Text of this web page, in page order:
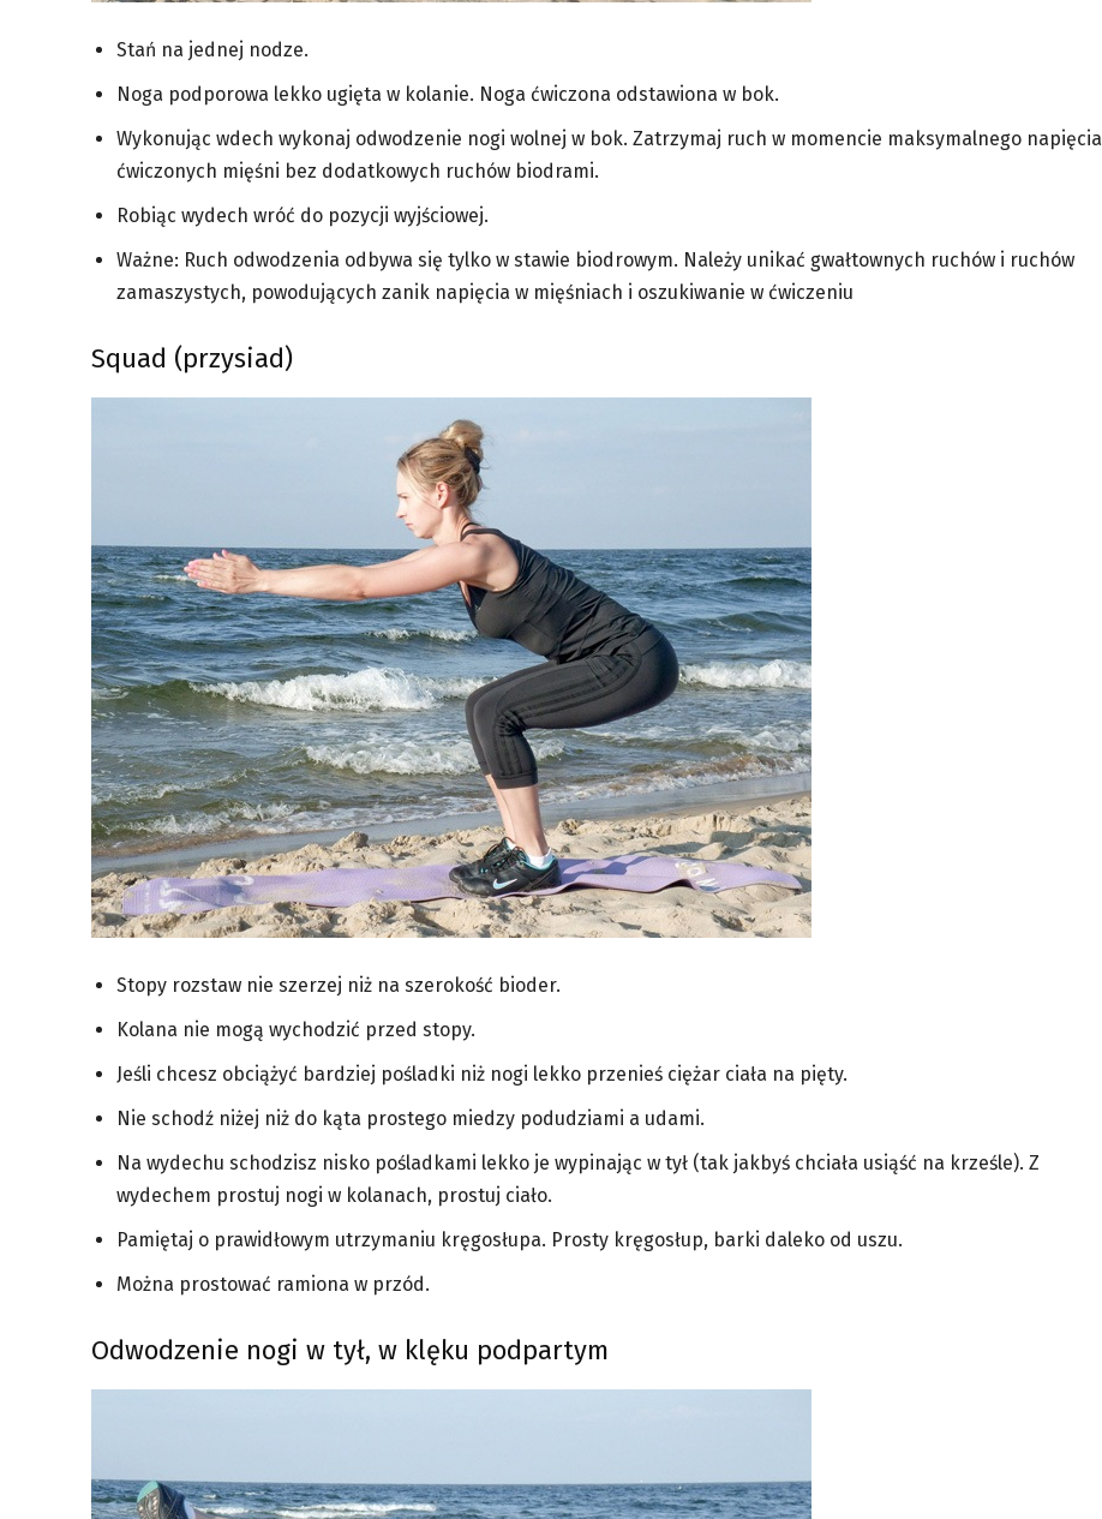
Stań na jednej nodze.
Noga podporowa lekko ugięta w kolanie. Noga ćwiczona odstawiona w bok.
Wykonując wdech wykonaj odwodzenie nogi wolnej w bok. Zatrzymaj ruch w momencie maksymalnego napięcia
ćwiczonych mięśni bez dodatkowych ruchów biodrami.
Robiąc wydech wróć do pozycji wyjściowej.
Ważne: Ruch odwodzenia odbywa się tylko w stawie biodrowym. Należy unikać gwałtownych ruchów i ruchów
zamaszystych, powodujących zanik napięcia w mięśniach i oszukiwanie w ćwiczeniu
Squad (przysiad)
Stopy rozstaw nie szerzej niż na szerokość bioder.
Kolana nie mogą wychodzić przed stopy.
Jeśli chcesz obciążyć bardziej pośladki niż nogi lekko przenieś ciężar ciała na pięty.
Nie schodź niżej niż do kąta prostego miedzy podudziami a udami.
Na wydechu schodzisz nisko pośladkami lekko je wypinając w tył (tak jakbyś chciała usiąść na krześle). Z
wydechem prostuj nogi w kolanach, prostuj ciało.
Pamiętaj o prawidłowym utrzymaniu kręgosłupa. Prosty kręgosłup, barki daleko od uszu.
Można prostować ramiona w przód.
Odwodzenie nogi w tył, w klęku podpartym